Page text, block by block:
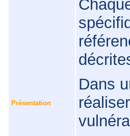
Présentation
Dans